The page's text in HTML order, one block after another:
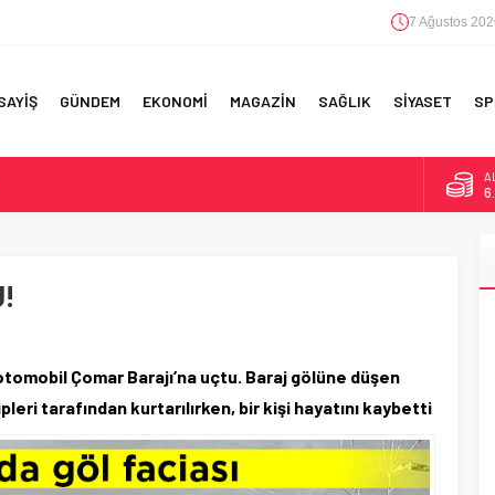
7 Ağustos
GÜNDEM EKONOMİ MAGAZİN SAĞLIK SİYASET
5’İNCİLİK!
EN BÜYÜK HATALAR
Çomar Barajı’na uçtu. Baraj gölüne düşen
tarafından kurtarılırken, bir kişi hayatını kaybetti